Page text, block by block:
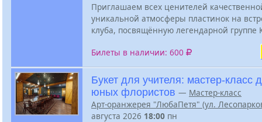
Приглашаем всех ценителей
уникальной атмосферы пластинок на
клуба, посвящённую легендарной группе
Билеты в наличии: 600
Букет для учителя: мастер-класс
юных флористов — Мастер-класс
Арт-оранжерея "ЛюбаПетя" (ул.
августа 2026 18:00 пн